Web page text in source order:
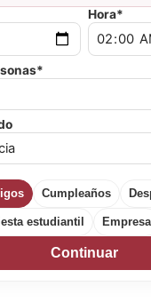
Hora*
Cumpleaños
estudiantil Empresa
Continuar